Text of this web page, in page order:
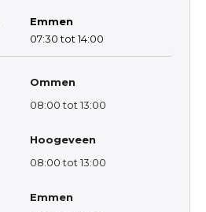
Emmen
07:30 tot 14:00
Ommen
08:00 tot 13:00
Hoogeveen
08:00 tot 13:00
Emmen